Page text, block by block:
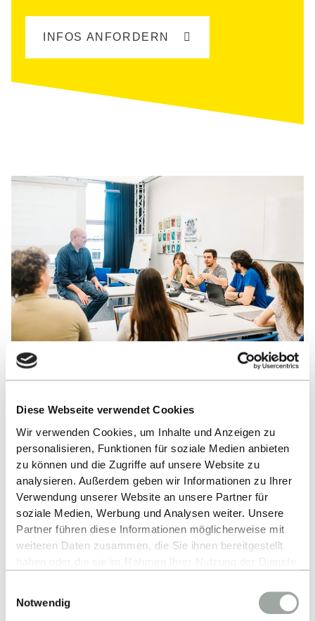
Diese Webseite verwendet Cookies
Wir verwenden Cookies, um Inhalte und Anzeigen zu
personalisieren, Funktionen für soziale Medien anbieten
zu können und die Zugriffe auf unsere Website zu
analysieren. Außerdem geben wir Informationen zu Ihrer
Verwendung unserer Website an unsere Partner für
soziale Medien, Werbung und Analysen weiter. Unsere
Partner führen diese Informationen möglicherweise mit
weiteren Daten zusammen, die Sie ihnen bereitgestellt
Alles zum Thema Cookies und personenbezogene
Datenverarbeitung entnehmen Sie unserer
Notwendig
INFOS ANFORDERN
Ranking
Die Fakultät Informatik der Hochschule Reutlingen
gehört zu den besten in Deutschland. Alle Bachelor-
und Masterstudiengänge sind ASIIN-akkreditiert,
das heißt, Du profitierst von höchster Qualität in
Lehre und Praxis. Unsere Studiengänge schneiden
regelmäßig sehr gut in verschiedenen Rankings ab,
u.a. im CHE-Ranking und bei StudyCheck.
Zahlreiche Auszeichnungen bestätigen, dass Du
hier von praxisnahem Unterricht bei tollen Profs,
interessanten Projekten und engen Kontakten zur